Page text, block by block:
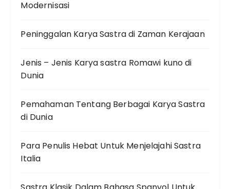
Modernisasi
Peninggalan Karya Sastra di Zaman Kerajaan
Jenis – Jenis Karya sastra Romawi kuno di
Dunia
Pemahaman Tentang Berbagai Karya Sastra
di Dunia
Para Penulis Hebat Untuk Menjelajahi Sastra
Italia